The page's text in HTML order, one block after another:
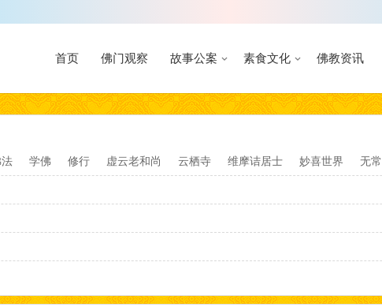
首页 佛门观察 故事公案 素食文化 佛教资讯
学佛 修行 虚云老和尚 云栖寺 维摩诘居士 妙喜世界 无常